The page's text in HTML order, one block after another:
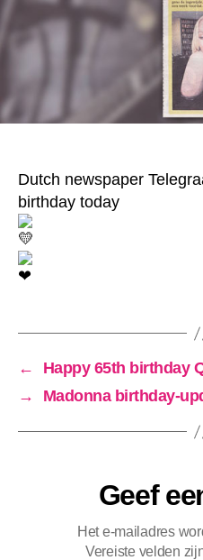
Dutch newspaper
birthday today
←
Happy 65th birthday
→
Madonna birthday-
Geef
Het e-mailadres
Vereiste velden